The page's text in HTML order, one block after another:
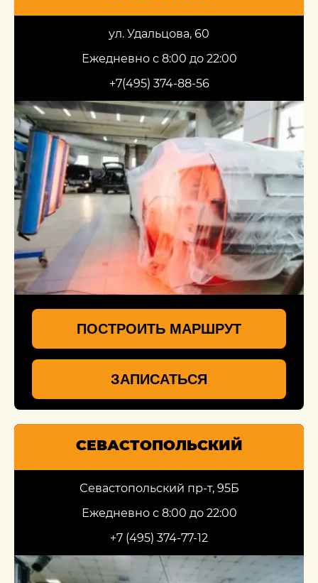
ул. Удальцова, 60
Ежедневно с 8:00 до 22:00
+7(495) 374-88-56
ПОСТРОИТЬ МАРШРУТ
ЗАПИСАТЬСЯ
СЕВАСТОПОЛЬСКИЙ
Севастопольский пр-т, 95Б
Ежедневно с 8:00 до 22:00
+7 (495) 374-77-12